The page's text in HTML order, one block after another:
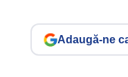
Adaugă-ne